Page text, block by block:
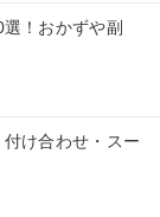
！おかずや副
け合わせ・スー